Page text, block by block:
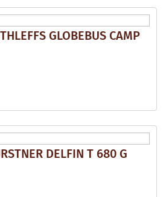
GLOBEBUS CAMP
DELFIN T 680 G